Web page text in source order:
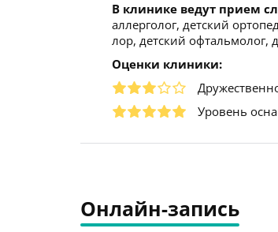
В клинике ведут прием
аллерголог, детский
лор, детский офтальмолог,
Оценки клиники:
Уровень
Онлайн-запись